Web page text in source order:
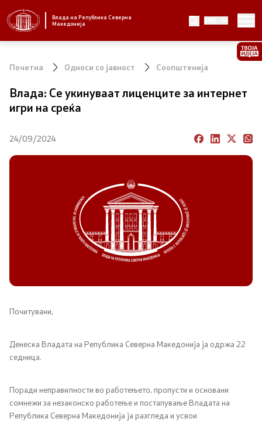
Влада на Република Северна
Македонија
MK
Стратешки приоритети и програма
Завршени планови
Стратешки план на Генералниот секретаријат
Претседател на Владата
Министерства
Комисии
Почетна Односи со јавност Соопштенија
Влада: Се укинуваат лиценците за интернет
игри на среќа
24/09/2024
Почитувани,
Денеска Владата на Република Северна Македонија ја одржа 22
седница.
Поради неправилности во работењето, пропусти и основани
сомнежи за незаконско работење и постапување Владата на
Република Северна Македонија ја разгледа и усвои